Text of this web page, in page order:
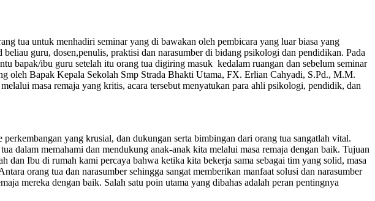
untuk menhadiri seminar yang di bawakan oleh pembicara yang luar biasa yang
guru, dosen,penulis, praktisi dan narasumber di bidang psikologi dan pendidikan. Pada
bapak/ibu guru setelah itu orang tua digiring masuk kedalam ruangan dan sebelum seminar
oleh Bapak Kepala Sekolah Smp Strada Bhakti Utama, FX. Erlian Cahyadi, S.Pd., M.M.
masa remaja yang kritis, acara tersebut menyatukan para ahli psikologi, pendidik, dan
yang krusial, dan dukungan serta bimbingan dari orang tua sangatlah vital.
dalam memahami dan mendukung anak-anak kita melalui masa remaja dengan baik. Tujuan
dan Ibu di rumah kami percaya bahwa ketika kita bekerja sama sebagai tim yang solid, masa
orang tua dan narasumber sehingga sangat memberikan manfaat solusi dan narasumber
mereka dengan baik. Salah satu poin utama yang dibahas adalah peran pentingnya